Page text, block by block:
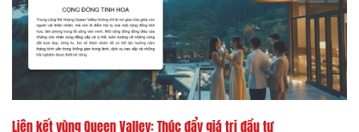
Liên kết vùng Queen Valley: Thúc đẩy giá trị đầu tư